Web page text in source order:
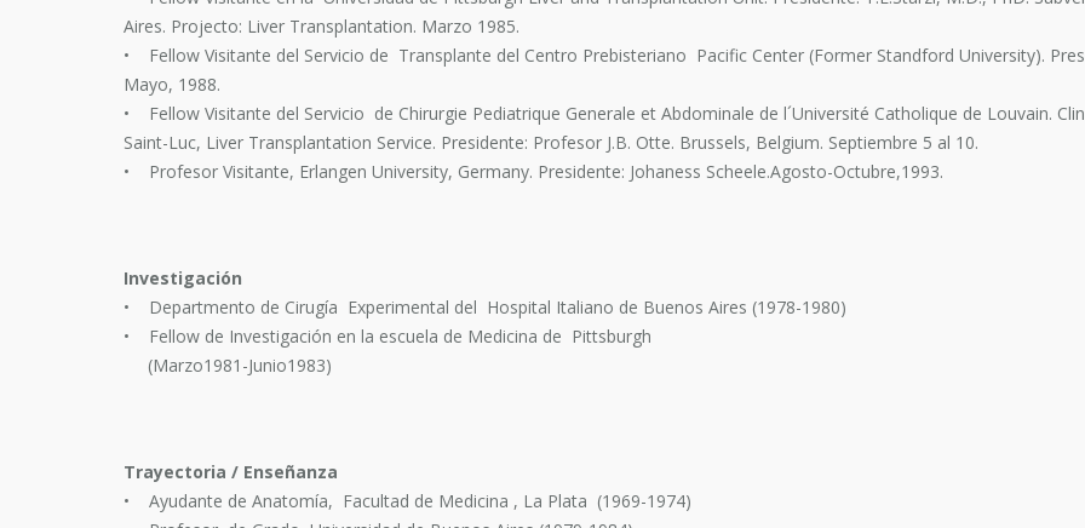
Aires. Projecto: Liver Transplantation. Marzo 1985.
• Fellow Visitante del Servicio de Transplante del Centro Prebisteriano Pacific Center (Former Standford University).
Mayo, 1988.
• Fellow Visitante del Servicio de Chirurgie Pediatrique Generale et Abdominale de l´Université Catholique de Louvain.
Saint-Luc, Liver Transplantation Service. Presidente: Profesor J.B. Otte. Brussels, Belgium. Septiembre 5 al 10.
• Profesor Visitante, Erlangen University, Germany. Presidente: Johaness Scheele.Agosto-Octubre,1993.
Investigación
• Departmento de Cirugía Experimental del Hospital Italiano de Buenos Aires (1978-1980)
• Fellow de Investigación en la escuela de Medicina de Pittsburgh
(Marzo1981-Junio1983)
Trayectoria / Enseñanza
• Ayudante de Anatomía, Facultad de Medicina , La Plata (1969-1974)